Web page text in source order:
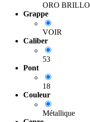
ORO BRILLO
Grappe
VOIR
Caliber
53
Pont
18
Couleur
Métallique